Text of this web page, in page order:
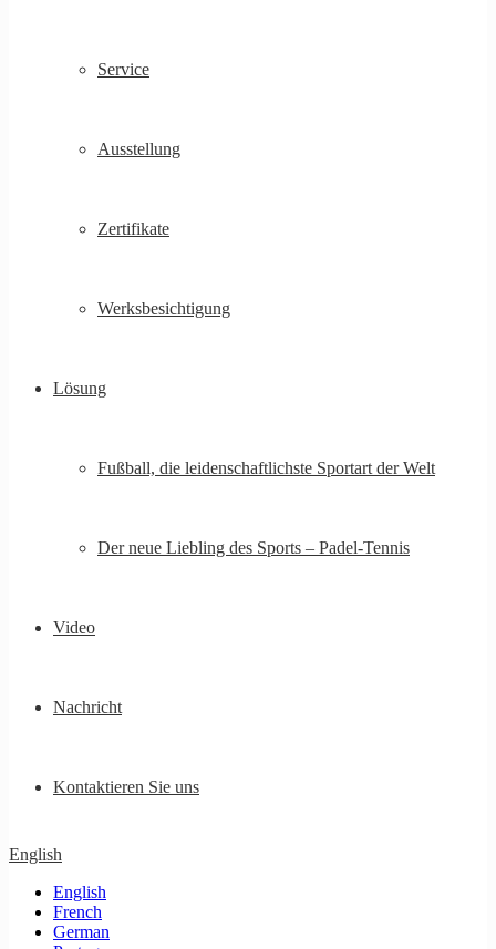
Service
Ausstellung
Zertifikate
Werksbesichtigung
Lösung
Fußball, die leidenschaftlichste Sportart der Welt
Der neue Liebling des Sports – Padel-Tennis
Video
Nachricht
Kontaktieren Sie uns
English
English
French
German